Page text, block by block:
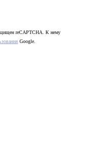
reCAPTCHA. К нему
Google.